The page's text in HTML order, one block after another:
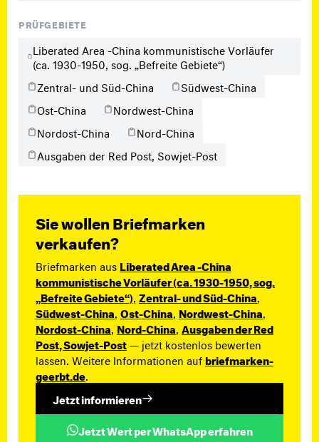
PRÜFGEBIETE
Liberated Area -China kommunistische Vorläufer
(ca. 1930-1950, sog. „Befreite Gebiete“)
Zentral- und Süd-China
Südwest-China
Ost-China
Nordwest-China
Nordost-China
Nord-China
Ausgaben der Red Post, Sowjet-Post
Sie wollen Briefmarken
verkaufen?
Briefmarken aus Liberated Area -China
kommunistische Vorläufer (ca. 1930-1950, sog.
„Befreite Gebiete“) Zentral- und Süd-China
Südwest-China Ost-China Nordwest-China
Nordost-China Nord-China Ausgaben der Red
Post, Sowjet-Post— jetzt kostenlos bewerten
lassen. Weitere Informationen aufbriefmarken-
geerbt.de
Jetzt informieren
Jetzt Wert per WhatsApp erfahren